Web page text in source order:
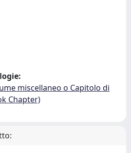
miscellaneo o Capitolo di
Chapter)